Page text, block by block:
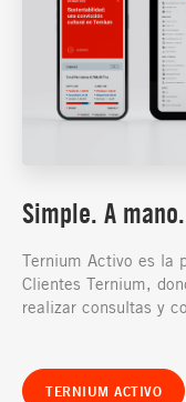
Simple. A
Ternium Activo es la
Clientes Ternium,
realizar consultas y
TERNIUM ACTIVO